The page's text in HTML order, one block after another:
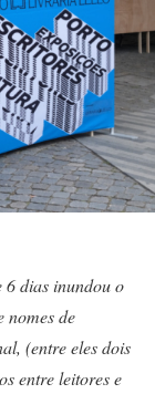
dias inundou o
nomes de
(entre eles dois
entre leitores e